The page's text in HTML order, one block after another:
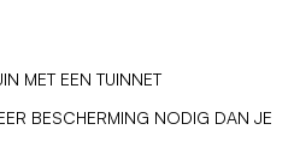
MET EEN TUINNET
BESCHERMING NODIG DAN JE